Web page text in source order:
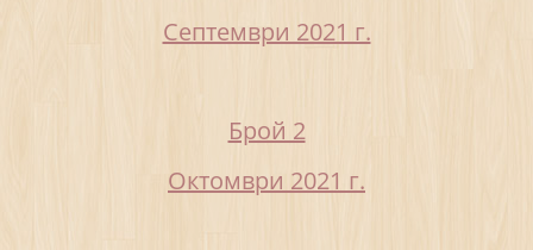
Септември 2021 г.
Брой 2
Октомври 2021 г.